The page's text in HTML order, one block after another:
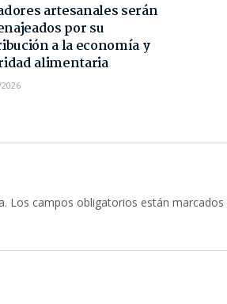
artesanales serán
por su
a la economía y
alimentaria
Los campos obligatorios están marcados